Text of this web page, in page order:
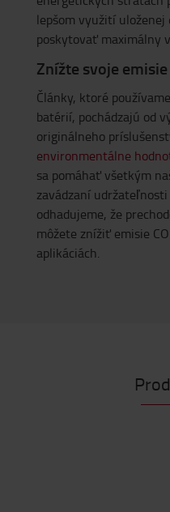
lepšom využití uloženej
poskytovať maximálny
Znížte svoje emisie
Články, ktoré
batérií, pochádzajú od
originálneho
environmentálne
sa pomáhať všetkým
zavádzaní
odhadujeme, že
môžete znížiť emisie
aplikáciách.